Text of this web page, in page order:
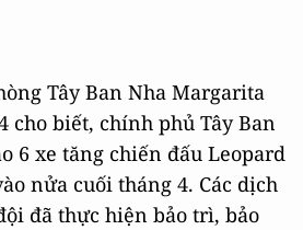
Tây Ban Nha Margarita
cho biết, chính phủ Tây Ban
6 xe tăng chiến đấu Leopard
nửa cuối tháng 4. Các dịch
đã thực hiện bảo trì, bảo